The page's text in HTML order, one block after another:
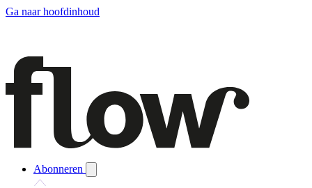
Ga naar hoofdinhoud
Abonneren